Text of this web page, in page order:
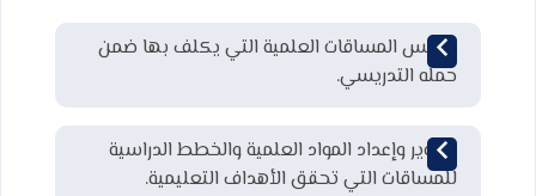
تدريس المساقات العلمية التي يكلف بها ضمن
حمله التدريسي.
تطوير وإعداد المواد العلمية والخطط الدراسية
للمساقات التي تحقق الأهداف التعليمية.